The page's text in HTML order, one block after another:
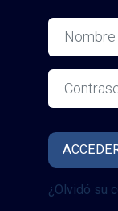
Nombre de
Contraseña
¿Olvidó su